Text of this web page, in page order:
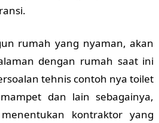
rumah yang nyaman, akan
dengan rumah saat ini
tehnis contoh nya toilet
dan lain sebagainya,
kontraktor yang